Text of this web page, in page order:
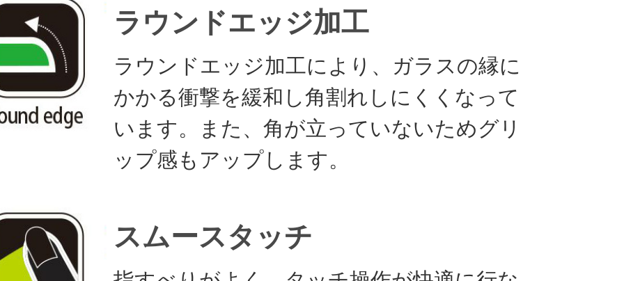
ラウンドエッジ加工
ラウンドエッジ加工により、ガラスの縁に
かかる衝撃を緩和し角割れしにくくなって
います。また、角が立っていないためグリ
ップ感もアップします。
スムースタッチ